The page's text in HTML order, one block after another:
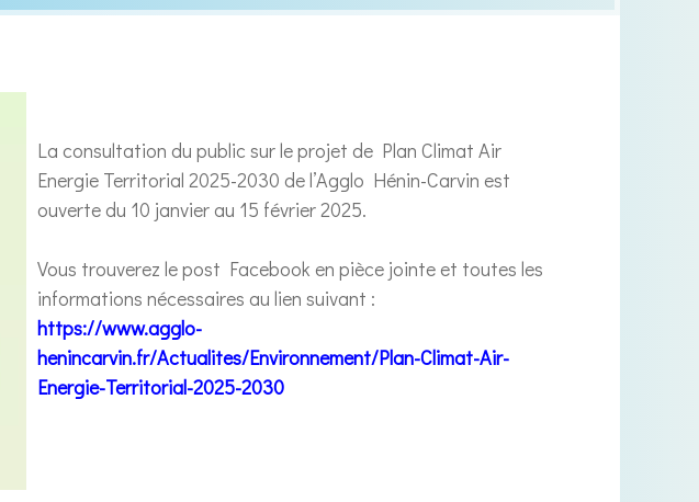
La consultation du public sur le projet de Plan Climat Air
Energie Territorial 2025-2030 de l’Agglo Hénin-Carvin est
ouverte du 10 janvier au 15 février 2025.
Vous trouverez le post Facebook en pièce jointe et toutes les
informations nécessaires au lien suivant :
https://www.agglo-
henincarvin.fr/Actualites/Environnement/Plan-Climat-Air-
Energie-Territorial-2025-2030